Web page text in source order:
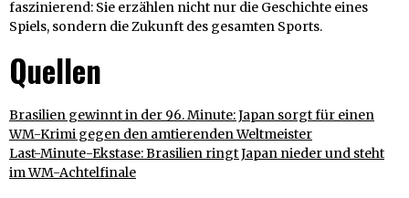
faszinierend: Sie erzählen nicht nur die Geschichte eines
Spiels, sondern die Zukunft des gesamten Sports.
Quellen
Brasilien gewinnt in der 96. Minute: Japan sorgt für einen
WM-Krimi gegen den amtierenden Weltmeister
Last-Minute-Ekstase: Brasilien ringt Japan nieder und steht
im WM-Achtelfinale